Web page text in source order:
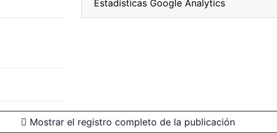
Estadísticas Google Analytics
Mostrar el registro completo de la publicación